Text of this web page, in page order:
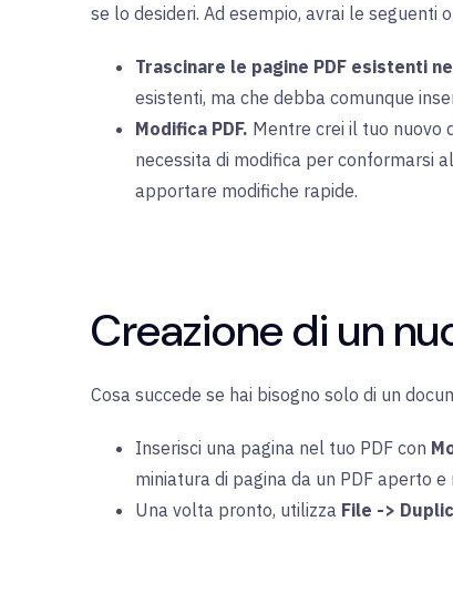
se lo desideri. Ad esempio, avrai le seguenti
Trascinare le pagine PDF esistenti
esistenti, ma che debba comunque
Modifica PDF. Mentre crei il tuo nuovo
necessita di modifica per conformarsi
apportare modifiche rapide.
Creazione di un
Cosa succede se hai bisogno solo di un
Inserisci una pagina nel tuo PDF con
miniatura di pagina da un PDF aperto
Una volta pronto, utilizza File ->